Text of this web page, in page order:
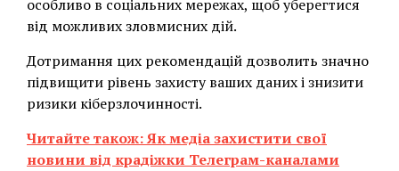
особливо в соціальних мережах, щоб уберегтися
від можливих зловмисних дій.
Дотримання цих рекомендацій дозволить значно
підвищити рівень захисту ваших даних і знизити
ризики кіберзлочинності.
Читайте також: Як медіа захистити свої
новини від крадіжки Телеграм-каналами